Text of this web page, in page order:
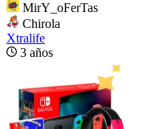
MirY_oFerTas
Chirola
Xtralife
3 años